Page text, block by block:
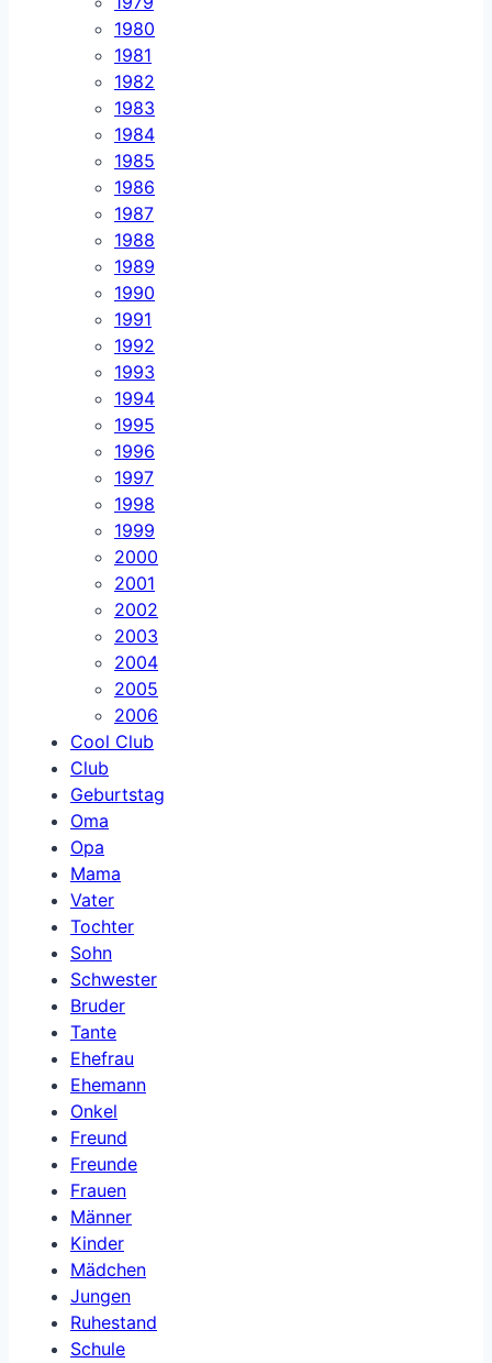
1980
1981
1982
1983
1984
1985
1986
1987
1988
1989
1990
1991
1992
1993
1994
1995
1996
1997
1998
1999
2000
2001
2002
2003
2004
2005
2006
Cool Club
Club
Geburtstag
Oma
Opa
Mama
Vater
Tochter
Sohn
Schwester
Bruder
Tante
Ehefrau
Ehemann
Onkel
Freund
Freunde
Frauen
Männer
Kinder
Mädchen
Jungen
Ruhestand
Schule